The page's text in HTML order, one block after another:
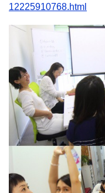
12225910768.html